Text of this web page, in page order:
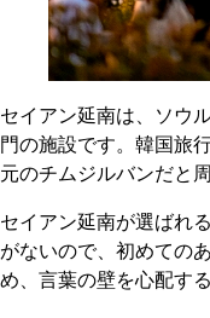
セイアン延南は、ソウ
門の施設です。韓国旅
元のチムジルバンだと
セイアン延南が選ばれる
がないので、初めての
め、言葉の壁を心配す